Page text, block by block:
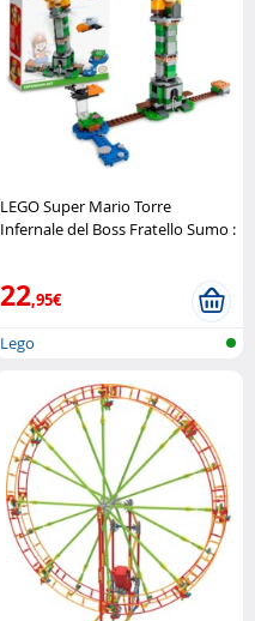
LEGO Super Mario Torre
Infernale del Boss Fratello Sumo :
22,95€
Lego